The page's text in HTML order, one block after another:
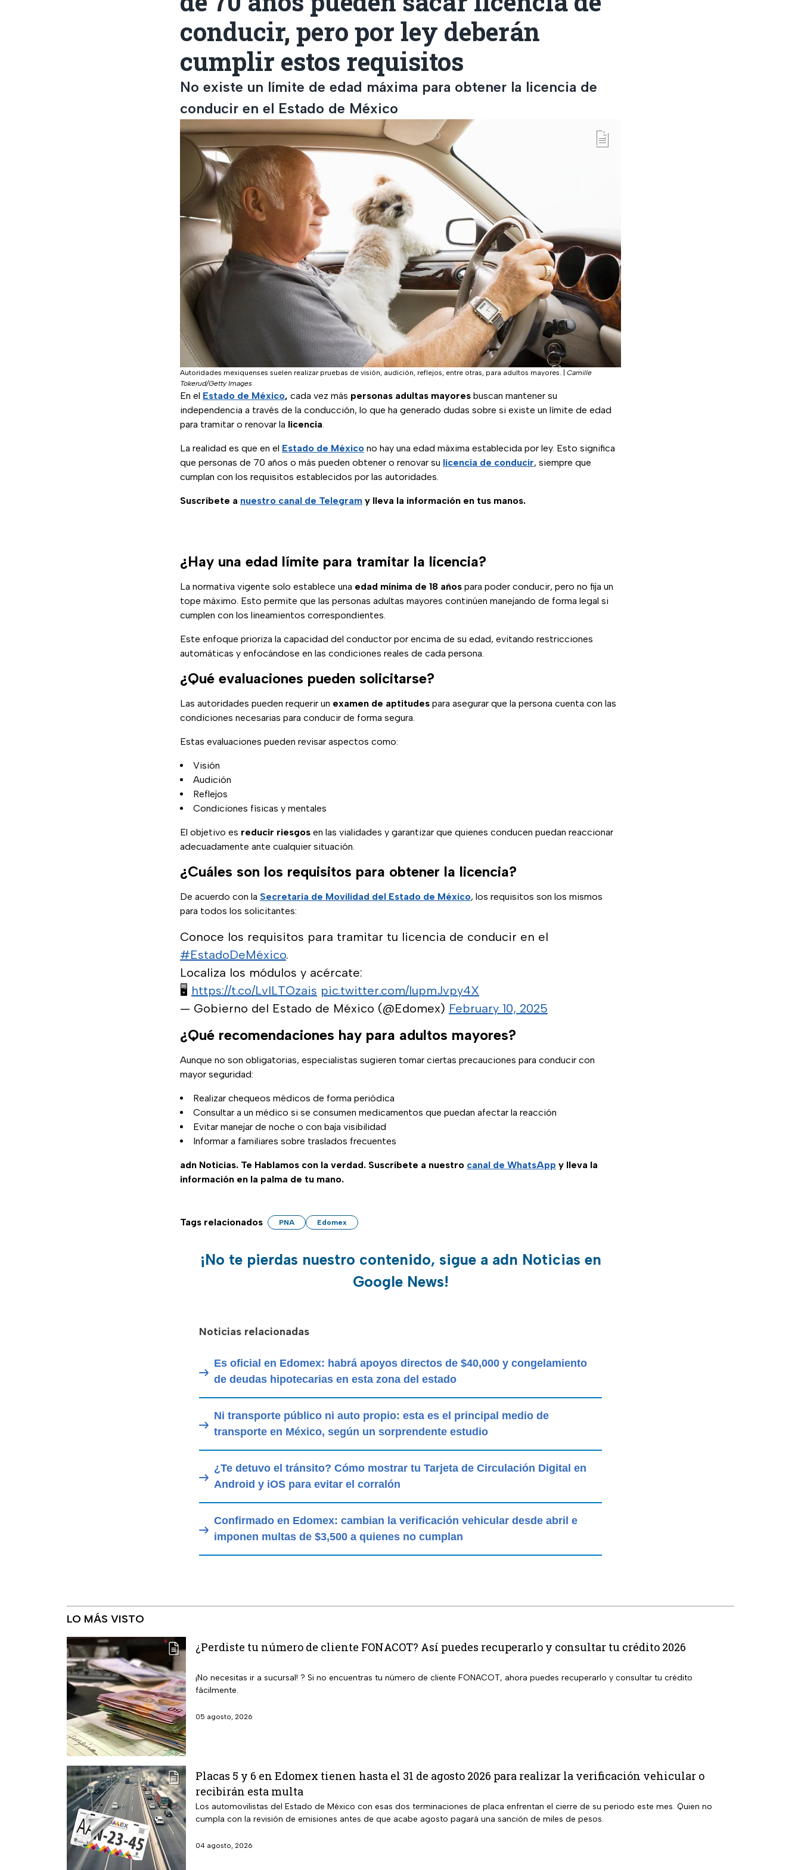
conducir, pero por ley deberán
cumplir estos requisitos
No existe un límite de edad máxima para obtener la licencia de
conducir en el Estado de México
Autoridades mexiquenses suelen realizar pruebas de visión, audición, reflejos, entre otras, para adultos mayores.
Camille
Tokerud/Getty Images
En el Estado de México, cada vez más personas adultas mayores buscan mantener su
independencia a través de la conducción, lo que ha generado dudas sobre si existe un límite de edad
para tramitar o renovar la licencia.
La realidad es que en el Estado de México no hay una edad máxima establecida por ley. Esto significa
que personas de 70 años o más pueden obtener o renovar su licencia de conducir, siempre que
cumplan con los requisitos establecidos por las autoridades.
Suscríbete a nuestro canal de Telegram y lleva la información en tus manos.
¿Hay una edad límite para tramitar la licencia?
La normativa vigente solo establece una edad mínima de 18 años para poder conducir, pero no fija un
tope máximo. Esto permite que las personas adultas mayores continúen manejando de forma legal si
cumplen con los lineamientos correspondientes.
Este enfoque prioriza la capacidad del conductor por encima de su edad, evitando restricciones
automáticas y enfocándose en las condiciones reales de cada persona.
¿Qué evaluaciones pueden solicitarse?
Las autoridades pueden requerir un examen de aptitudes para asegurar que la persona cuenta con las
condiciones necesarias para conducir de forma segura.
Estas evaluaciones pueden revisar aspectos como:
Visión
Audición
Reflejos
Condiciones físicas y mentales
El objetivo es reducir riesgos en las vialidades y garantizar que quienes conducen puedan reaccionar
adecuadamente ante cualquier situación.
¿Cuáles son los requisitos para obtener la licencia?
De acuerdo con la Secretaría de Movilidad del Estado de México, los requisitos son los mismos
para todos los solicitantes:
Conoce los requisitos para tramitar tu licencia de conducir en el
#EstadoDeMéxico.
Localiza los módulos y acércate:
🖥️ https://t.co/LvlLTOzais pic.twitter.com/lupmJvpy4X
— Gobierno del Estado de México (@Edomex) February 10, 2025
¿Qué recomendaciones hay para adultos mayores?
Aunque no son obligatorias, especialistas sugieren tomar ciertas precauciones para conducir con
mayor seguridad:
Realizar chequeos médicos de forma periódica
Consultar a un médico si se consumen medicamentos que puedan afectar la reacción
Evitar manejar de noche o con baja visibilidad
Informar a familiares sobre traslados frecuentes
adn Noticias. Te Hablamos con la verdad. Suscríbete a nuestro canal de WhatsApp y lleva la
información en la palma de tu mano.
Tags relacionados PNA Edomex
¡No te pierdas nuestro contenido, sigue a adn Noticias en
Google News!
Noticias relacionadas
Es oficial en Edomex: habrá apoyos directos de $40,000 y congelamiento
de deudas hipotecarias en esta zona del estado
Ni transporte público ni auto propio: esta es el principal medio de
transporte en México, según un sorprendente estudio
¿Te detuvo el tránsito? Cómo mostrar tu Tarjeta de Circulación Digital en
Android y iOS para evitar el corralón
Confirmado en Edomex: cambian la verificación vehicular desde abril e
imponen multas de $3,500 a quienes no cumplan
LO MÁS VISTO
¿Perdiste tu número de cliente FONACOT? Así puedes recuperarlo y consultar tu crédito 2026
¡No necesitas ir a sucursal! ? Si no encuentras tu número de cliente FONACOT, ahora puedes recuperarlo y consultar tu crédito
fácilmente.
05 agosto, 2026
Placas 5 y 6 en Edomex tienen hasta el 31 de agosto 2026 para realizar la verificación vehicular o
recibirán esta multa
Los automovilistas del Estado de México con esas dos terminaciones de placa enfrentan el cierre de su periodo este mes. Quien no
cumpla con la revisión de emisiones antes de que acabe agosto pagará una sanción de miles de pesos.
04 agosto, 2026